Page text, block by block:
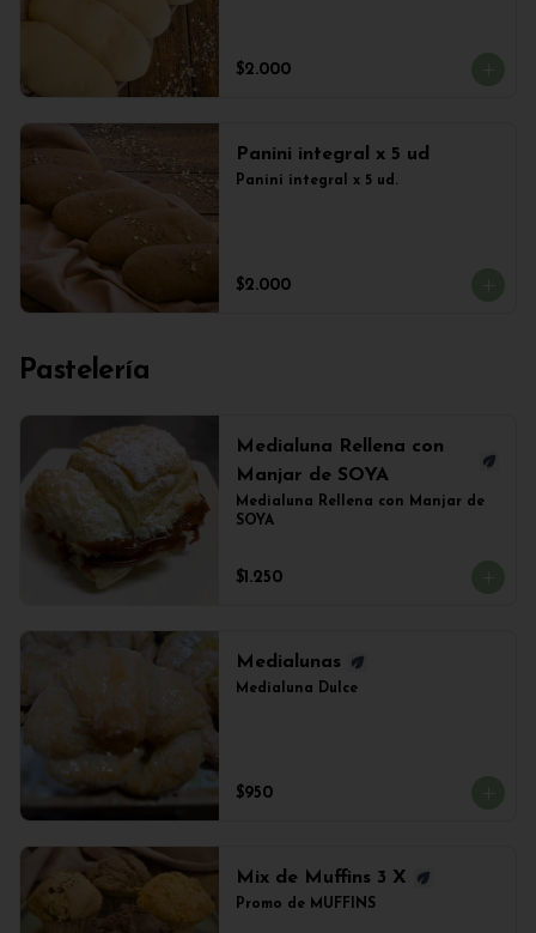
$2.000
Panini integral x 5 ud
Panini integral x 5 ud.
$2.000
Pastelería
Medialuna Rellena con
Manjar de SOYA
Medialuna Rellena con Manjar de
SOYA
$1.250
Medialunas
Medialuna Dulce
$950
Mix de Muffins 3 X
Promo de MUFFINS